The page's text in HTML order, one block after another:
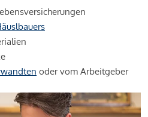
oder vom Arbeitgeber